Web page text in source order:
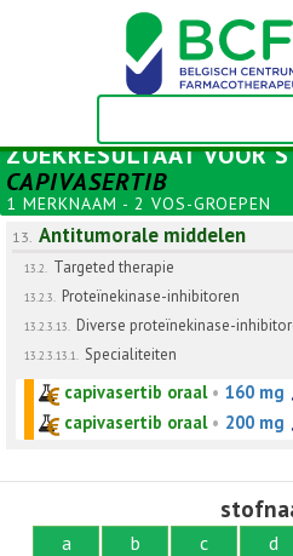
ZOEKRESULTAAT VOOR
CAPIVASERTIB
1 MERKNAAM - 2 VOS-GROEPEN
13. Antitumorale middelen
13.2. Targeted therapie
13.2.3. Proteïnekinase-inhibitoren
13.2.3.13. Diverse proteïnekinase-
13.2.3.13.1. Specialiteiten
capivasertib oraal• 160 mg
capivasertib oraal• 200 mg
a b c d